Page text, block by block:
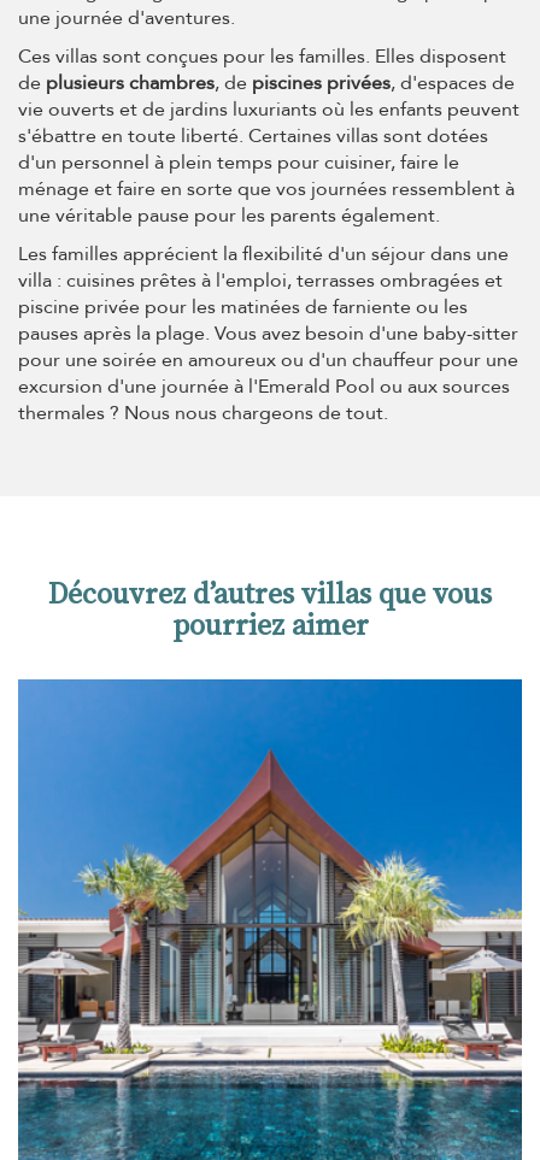
une journée d'aventures.
Ces villas sont conçues pour les familles. Elles disposent
de plusieurs chambres, de piscines privées, d'espaces de
vie ouverts et de jardins luxuriants où les enfants peuvent
s'ébattre en toute liberté. Certaines villas sont dotées
d'un personnel à plein temps pour cuisiner, faire le
ménage et faire en sorte que vos journées ressemblent à
une véritable pause pour les parents également.
Les familles apprécient la flexibilité d'un séjour dans une
villa : cuisines prêtes à l'emploi, terrasses ombragées et
piscine privée pour les matinées de farniente ou les
pauses après la plage. Vous avez besoin d'une baby-sitter
pour une soirée en amoureux ou d'un chauffeur pour une
excursion d'une journée à l'Emerald Pool ou aux sources
thermales ? Nous nous chargeons de tout.
Découvrez d’autres villas que vous
pourriez aimer